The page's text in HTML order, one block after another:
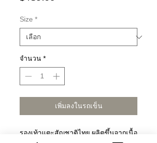
Size *
จำนวน *
เพิ่มลงในรถเข็น
รองเท้าแตะสัญชาติไทย ผลิตขึ้นจากเนื้อ